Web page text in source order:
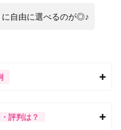
自由に選べるのが◎♪
評判は？